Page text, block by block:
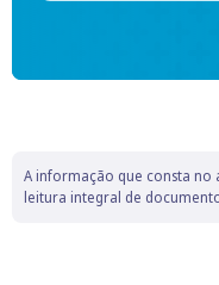
A informação que consta no
leitura integral de